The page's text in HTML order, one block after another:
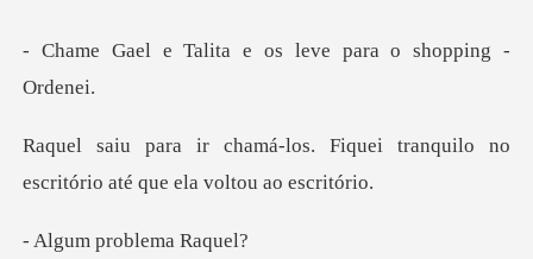
ita e os leve para
Fiquei tranquilo no
escritório a
problem